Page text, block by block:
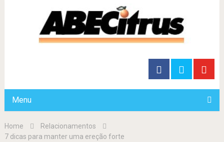
Menu
Home
Relacionamentos
7 dicas para manter uma ereção forte